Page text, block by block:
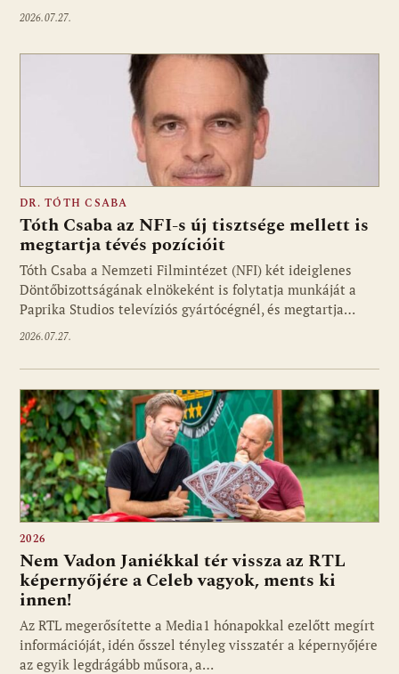
2026.07.27.
DR. TÓTH CSABA
Tóth Csaba az NFI-s új tisztsége mellett is
megtartja tévés pozícióit
Tóth Csaba a Nemzeti Filmintézet (NFI) két ideiglenes
Döntőbizottságának elnökeként is folytatja munkáját a
Paprika Studios televíziós gyártócégnél, és megtartja…
2026.07.27.
2026
Nem Vadon Janiékkal tér vissza az RTL
képernyőjére a Celeb vagyok, ments ki
innen!
Az RTL megerősítette a Media1 hónapokkal ezelőtt megírt
információját, idén ősszel tényleg visszatér a képernyőjére
az egyik legdrágább műsora, a…